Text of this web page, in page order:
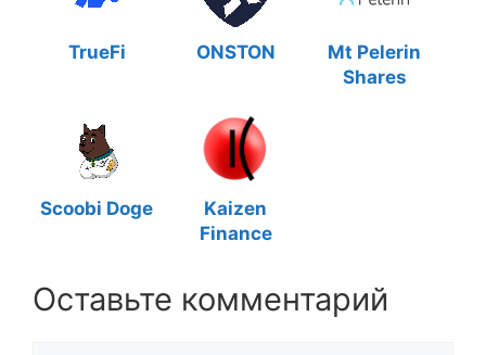
TrueFi ONSTON
Mt Pelerin
Shares
Scoobi Doge
Kaizen
Finance
Оставьте комментарий